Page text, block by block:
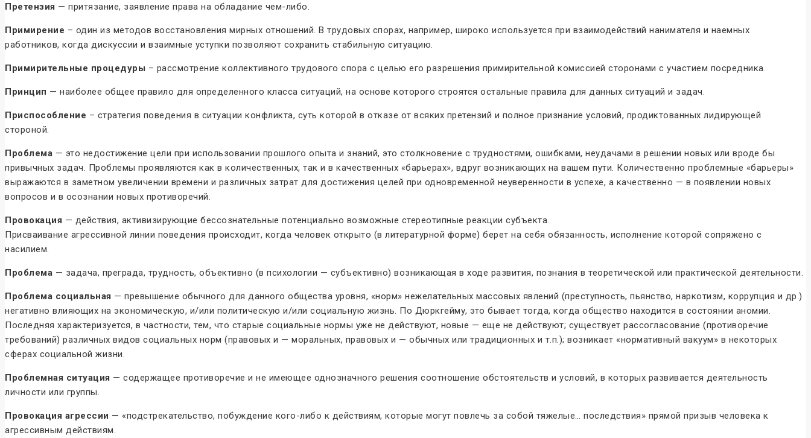
Претензия — притязание, заявление права на обладание чем-либо.
Примирение – один из методов восстановления мирных отношений. В трудовых спорах, например, широко используется при взаимодействий нанимателя и наемных
работников, когда дискуссии и взаимные уступки позволяют сохранить стабильную ситуацию.
Примирительные процедуры – рассмотрение коллективного трудового спора с целью его разрешения примирительной комиссией сторонами с участием посредника.
Принцип — наиболее общее правило для определенного класса ситуаций, на основе которого строятся остальные правила для данных ситуаций и задач.
Приспособление – стратегия поведения в ситуации конфликта, суть которой в отказе от всяких претензий и полное признание условий, продиктованных лидирующей
стороной.
Проблема — это недостижение цели при использовании прошлого опыта и знаний, это столкновение с трудностями, ошибками, неудачами в решении новых или вроде бы
привычных задач. Проблемы проявляются как в количественных, так и в качественных «барьерах», вдруг возникающих на вашем пути. Количественно проблемные «барьеры»
выражаются в заметном увеличении времени и различных затрат для достижения целей при одновременной неуверенности в успехе, а качественно — в появлении новых
вопросов и в осознании новых противоречий.
Провокация — действия, активизирующие бессознательные потенциально возможные стереотипные реакции субъекта.
Присваивание агрессивной линии поведения происходит, когда человек открыто (в литературной форме) берет на себя обязанность, исполнение которой сопряжено с
насилием.
Проблема — задача, преграда, трудность, объективно (в психологии — субъективно) возникающая в ходе развития, познания в теоретической или практической деятельности.
Проблема социальная — превышение обычного для данного общества уровня, «норм» нежелательных массовых явлений (преступность, пьянство, наркотизм, коррупция и др.)
негативно влияющих на экономическую, и/или политическую и/или социальную жизнь. По Дюркгейму, это бывает тогда, когда общество находится в состоянии аномии.
Последняя характеризуется, в частности, тем, что старые социальные нормы уже не действуют, новые — еще не действуют; существует рассогласование (противоречие
требований) различных видов социальных норм (правовых и — моральных, правовых и — обычных или традиционных и т.п.); возникает «нормативный вакуум» в некоторых
сферах социальной жизни.
Проблемная ситуация — содержащее противоречие и не имеющее однозначного решения соотношение обстоятельств и условий, в которых развивается деятельность
личности или группы.
Провокация агрессии — «подстрекательство, побуждение кого-либо к действиям, которые могут повлечь за собой тяжелые… последствия» прямой призыв человека к
агрессивным действиям.